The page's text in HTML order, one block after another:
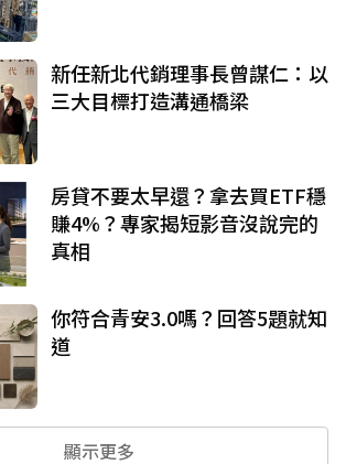
新任新北代銷理事長曾謀仁：以
三大目標打造溝通橋梁
房貸不要太早還？拿去買ETF穩
賺4%？專家揭短影音沒說完的
真相
你符合青安3.0嗎？回答5題就知
道
顯示更多